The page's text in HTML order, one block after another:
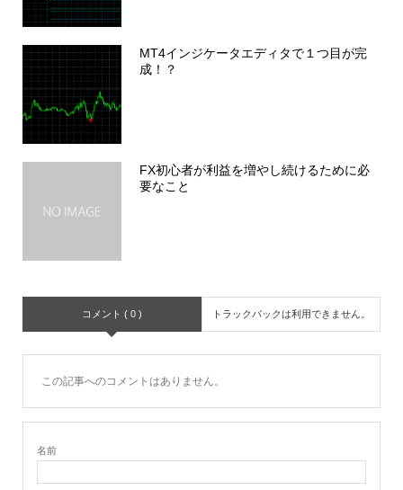
MT4インジケータエディタで１つ目が完
成！？
FX初心者が利益を増やし続けるために必
要なこと
コメント ( 0 ) トラックバックは利用できません。
この記事へのコメントはありません。
名前